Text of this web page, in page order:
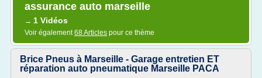
assurance auto marseille
→ 1 Vidéos
Voir également68 Articles pour ce thème
Brice Pneus à Marseille - Garage entretien ET
réparation auto pneumatique Marseille PACA